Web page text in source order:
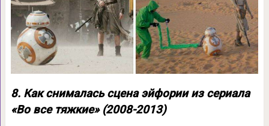
8. Как снималась сцена эйфории из сериала
«Во все тяжкие» (2008-2013)